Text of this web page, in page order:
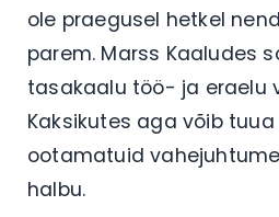
ole praegusel hetkel
parem. Marss Kaaludes
tasakaalu töö- ja eraelu
Kaksikutes aga võib
ootamatuid
halbu.